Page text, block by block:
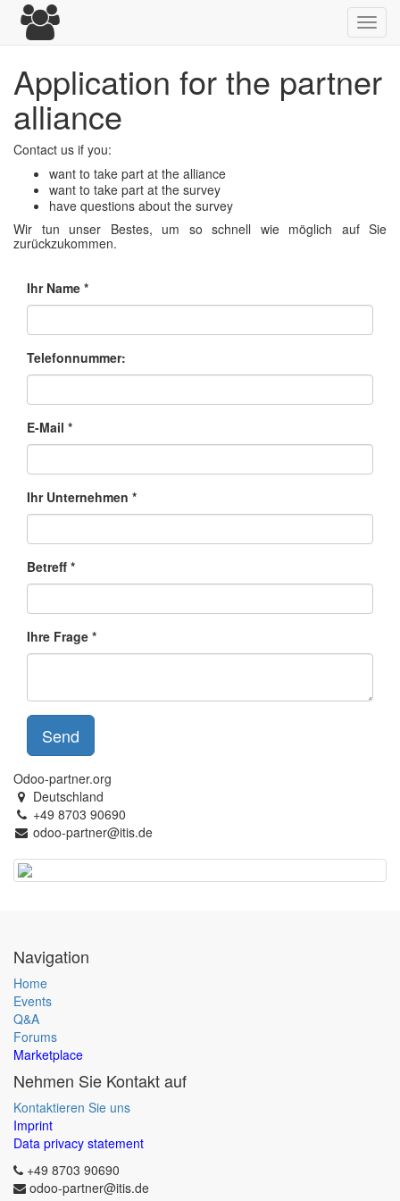
Application for the partner
alliance
Contact us if you:
want to take part at the alliance
want to take part at the survey
have questions about the survey
Wir tun unser Bestes, um so schnell wie möglich auf Sie
zurückzukommen.
Ihr Name
Telefonnummer:
E-Mail
Ihr Unternehmen
Betreff
Ihre Frage
Send
Odoo-partner.org
Deutschland
+49 8703 90690
odoo-partner@itis.de
Navigation
Home
Events
Q&A
Forums
Marketplace
Nehmen Sie Kontakt auf
Kontaktieren Sie uns
Imprint
Data privacy statement
+49 8703 90690
odoo-partner@itis.de